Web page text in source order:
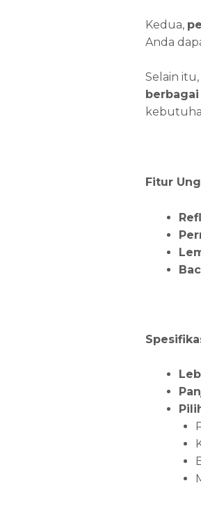
Kedua,
Anda
Selain itu,
Fitur